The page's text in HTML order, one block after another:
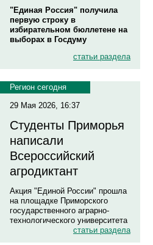
"Единая Россия" получила
первую строку в
избирательном бюллетене на
выборах в Госдуму
статьи раздела
Регион сегодня
29 Мая 2026, 16:37
Студенты Приморья
написали
Всероссийский
агродиктант
Акция "Единой России" прошла
на площадке Приморского
государственного аграрно-
технологического университета
статьи раздела